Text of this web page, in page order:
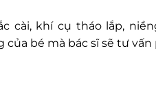
cài, khí cụ tháo lắp,
bé mà bác sĩ sẽ tư vấn